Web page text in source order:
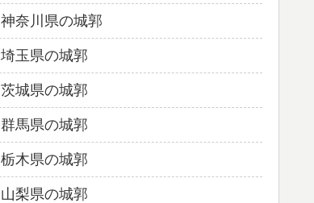
神奈川県の城郭
埼玉県の城郭
茨城県の城郭
群馬県の城郭
栃木県の城郭
山梨県の城郭